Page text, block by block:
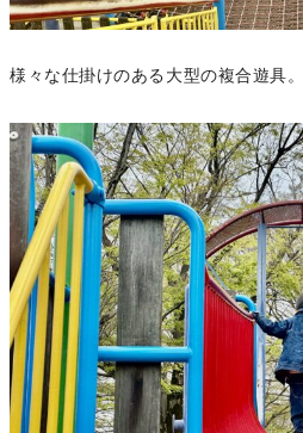
様々な仕掛けのある大型の複合遊具。